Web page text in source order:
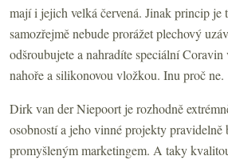
mají i jejich velká červená. Jinak princip je
samozřejmě nebude prorážet plechový
odšroubujete a nahradíte speciální
nahoře a silikonovou vložkou. Inu proč ne.
Dirk van der Niepoort je rozhodně
osobností a jeho vinné projekty pravidelně
promyšleným marketingem. A taky